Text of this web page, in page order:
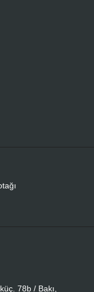
78b / Bakı,
illik
–
900
Əliyev şairin
28-də
Azərbaycan Milli